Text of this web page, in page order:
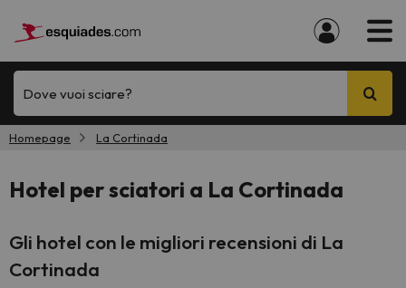
Dove vuoi sciare?
Homepage La Cortinada
Hotel per sciatori a La Cortinada
Gli hotel con le migliori recensioni di La
Cortinada